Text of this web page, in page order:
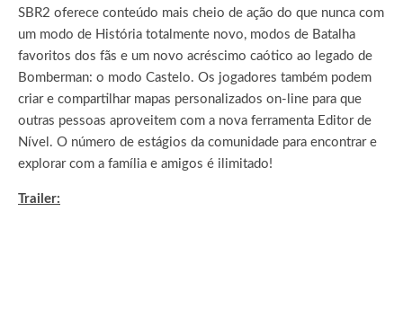
SBR2 oferece conteúdo mais cheio de ação do que nunca com
um modo de História totalmente novo, modos de Batalha
favoritos dos fãs e um novo acréscimo caótico ao legado de
Bomberman: o modo Castelo. Os jogadores também podem
criar e compartilhar mapas personalizados on-line para que
outras pessoas aproveitem com a nova ferramenta Editor de
Nível. O número de estágios da comunidade para encontrar e
explorar com a família e amigos é ilimitado!
Trailer: